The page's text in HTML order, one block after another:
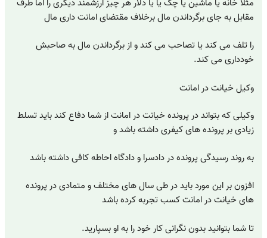
مثلاً خانه یا ماشین یا چک یا یا دلار هر چیز ارزشمند دیگری را اما طرف
مقابل به جای برگرداندن مال برخلاف مقتضای امانت داری مال
را تلف می کند یا تصاحب می کند و از برگرداندن مال به صاحبش
خودداری می کند.
وکیل خیانت در امانت
وکیلی که بتواند در پرونده خیانت در امانت از شما دفاع کند باید تسلط
زیادی بر پرونده های کیفری داشته باشد و
به روند رسیدگی پرونده در دادسرا و دادگاه احاطه کافی داشته باشد
افزون بر این مورد باید در طی سال های مختلف و متمادی در پرونده
های خیانت در امانت کسب تجربه کرده باشد
تا شما بتوانید بدون نگرانی کار خود را به او بسپارید.